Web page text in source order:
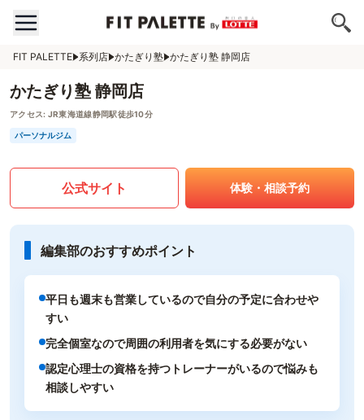
FIT PALETTE 系列店 かたぎり塾 かたぎり塾 静岡店
かたぎり塾 静岡店
アクセス: JR東海道線静岡駅徒歩10分
パーソナルジム
公式サイト 体験・相談予約
編集部のおすすめポイント
平日も週末も営業しているので自分の予定に合わせや
すい
完全個室なので周囲の利用者を気にする必要がない
認定心理士の資格を持つトレーナーがいるので悩みも
相談しやすい